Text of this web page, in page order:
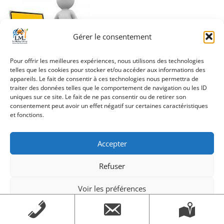
Gérer le consentement
Pour offrir les meilleures expériences, nous utilisons des technologies
telles que les cookies pour stocker et/ou accéder aux informations des
appareils. Le fait de consentir à ces technologies nous permettra de
traiter des données telles que le comportement de navigation ou les ID
uniques sur ce site. Le fait de ne pas consentir ou de retirer son
consentement peut avoir un effet négatif sur certaines caractéristiques
et fonctions.
Accepter
Refuser
Voir les préférences
Mentions légalesMentions légales
Navigation
de
l’article
info travaux
Création Androme Informatique
Mentions légales